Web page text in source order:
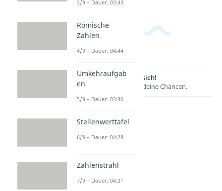
Lernen lohnt sich!
Entdecke hier deine Chancen.
3/9 – Dauer: 03:43
Römische
Zahlen
4/9 – Dauer: 04:44
Umkehraufgab
en
5/9 – Dauer: 03:30
Stellenwerttafel
6/9 – Dauer: 04:28
Zahlenstrahl
7/9 – Dauer: 04:31